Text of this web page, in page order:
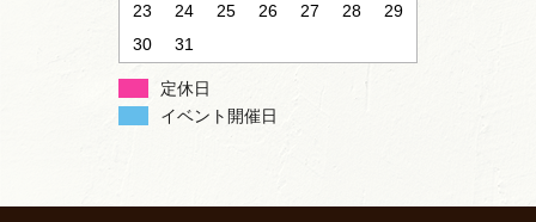
23
24 25 26 27 28
29
30
31
定休日
イベント開催日